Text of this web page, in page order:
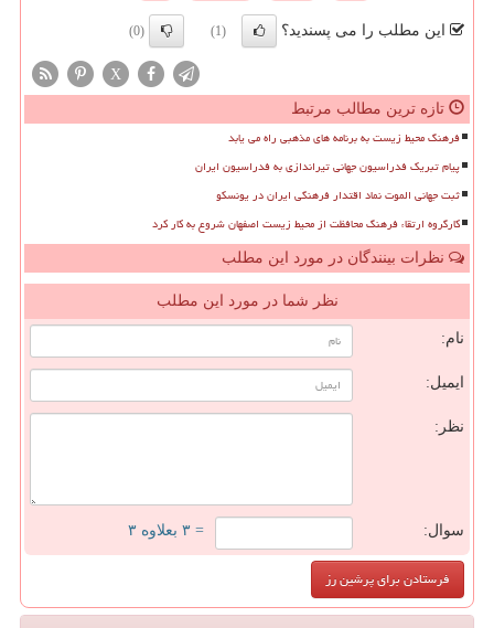
این مطلب را می پسندید؟ (1)
(0)
X
تازه ترین مطالب مرتبط
فرهنگ محیط زیست به برنامه های مذهبی راه می یابد
پیام تبریک فدراسیون جهانی تیراندازی به فدراسیون ایران
ثبت جهانی الموت نماد اقتدار فرهنگی ایران در یونسکو
کارگروه ارتقاء فرهنگ محافظت از محیط زیست اصفهان شروع به کار کرد
نظرات بینندگان در مورد این مطلب
نظر شما در مورد این مطلب
نام:
ایمیل:
نظر:
سوال: = ۳ بعلاوه ۳